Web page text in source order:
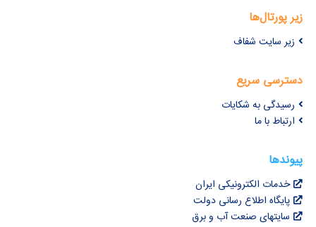
زیر پورتال‌ها
زیر سایت شفاف
دسترسی سریع
رسیدگی به شکایات
ارتباط با ما
پیوندها
خدمات الکترونیکی ایران
پایگاه اطلاع رسانی دولت
سایتهای صنعت آب و برق